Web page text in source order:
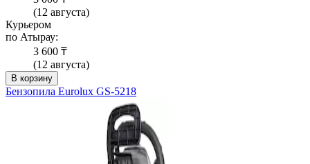
(12 августа)
Курьером
по Атырау:
3 600 ₸
(12 августа)
В корзину
Бензопила Eurolux GS-5218